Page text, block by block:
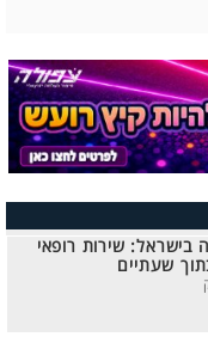
בישראל: שירות רופאי
שעתיים